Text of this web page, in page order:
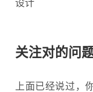
关注对的问
上面已经说过，